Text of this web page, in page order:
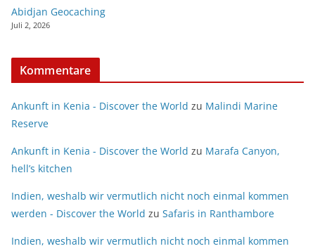
Abidjan Geocaching
Juli 2, 2026
Kommentare
Ankunft in Kenia - Discover the World zu Malindi Marine
Reserve
Ankunft in Kenia - Discover the World zu Marafa Canyon,
hell’s kitchen
Indien, weshalb wir vermutlich nicht noch einmal kommen
werden - Discover the World zu Safaris in Ranthambore
Indien, weshalb wir vermutlich nicht noch einmal kommen